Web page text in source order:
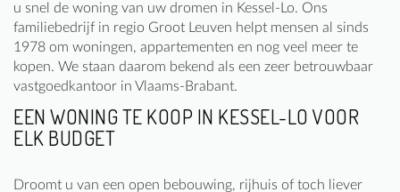
u snel de woning van uw dromen in Kessel-Lo. Ons
familiebedrijf in regio Groot Leuven helpt mensen al sinds
1978 om woningen, appartementen en nog veel meer te
kopen. We staan daarom bekend als een zeer betrouwbaar
vastgoedkantoor in Vlaams-Brabant.
EEN WONING TE KOOP IN KESSEL-LO VOOR
ELK BUDGET
Droomt u van een open bebouwing, rijhuis of toch liever